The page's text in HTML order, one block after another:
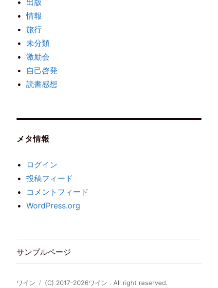
出版
情報
旅行
未分類
激励会
自己啓発
読書感想
メタ情報
ログイン
投稿フィード
コメントフィード
WordPress.org
サンプルページ
ワイン (C) 2017-2026ワイン . All right reserved.